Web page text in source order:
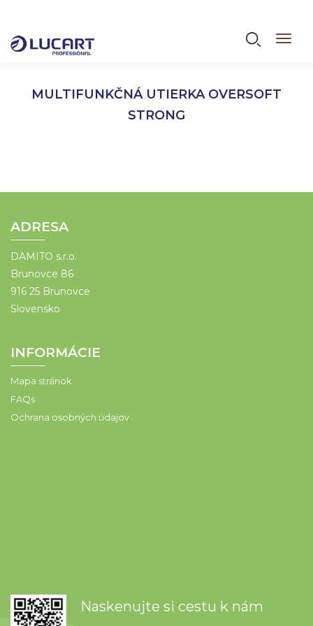
hlavný
MULTIFUNKČNÁ UTIERKA OVERSOFT
STRONG
ADRESA
DAMITO s.r.o.
Brunovce 86
916 25 Brunovce
Slovensko
INFORMÁCIE
Mapa stránok
FAQs
Ochrana osobných údajov
Naskenujte si cestu k nám